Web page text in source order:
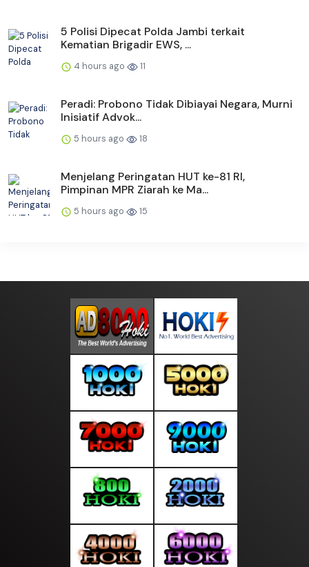
5 Polisi Dipecat Polda Jambi terkait
Kematian Brigadir EWS, ...
4 hours ago 11
Peradi: Probono Tidak Dibiayai Negara, Murni
Inisiatif Advok...
5 hours ago 18
Menjelang Peringatan HUT ke-81 RI,
Pimpinan MPR Ziarah ke Ma...
5 hours ago 15